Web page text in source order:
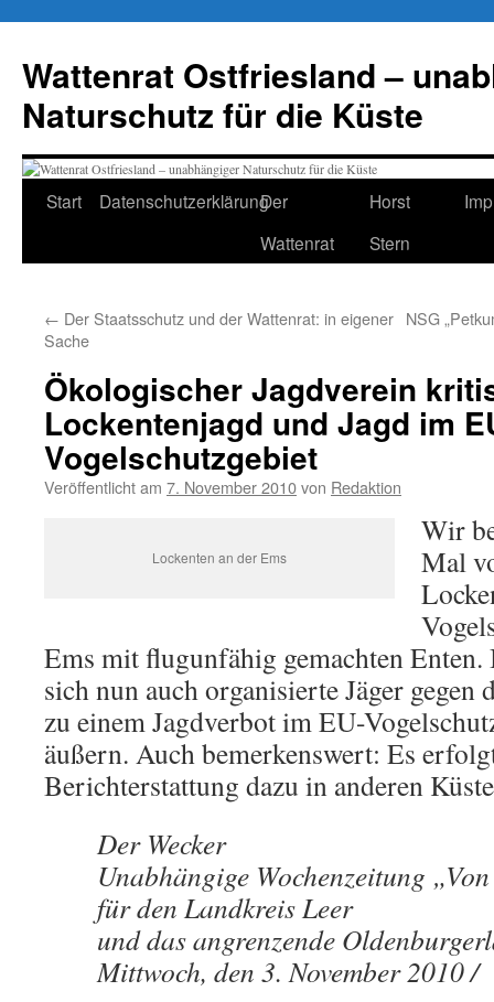
springen
Wattenrat Ostfriesland –
Naturschutz für die Küste
Start DatenschutzerklärungDer
Wattenrat
Horst
Stern
← Der Staatsschutz und der Wattenrat: in eigener
Sache
NSG
Ökologischer Jagdverein
Lockentenjagd und Jagd im
Vogelschutzgebiet
Veröffentlicht am 7. November 2010von Redaktion
Lockenten an der Ems
Wir
Mal
Ems mit flugunfähig gemachten Enten.
sich nun auch organisierte Jäger gegen
zu einem Jagdverbot im EU-
äußern. Auch bemerkenswert: Es
Berichterstattung dazu in anderen
Der Wecker
Unabhängige Wochenzeitung
für den Landkreis Leer
und das angrenzende
Mittwoch, den 3. November 2010 /